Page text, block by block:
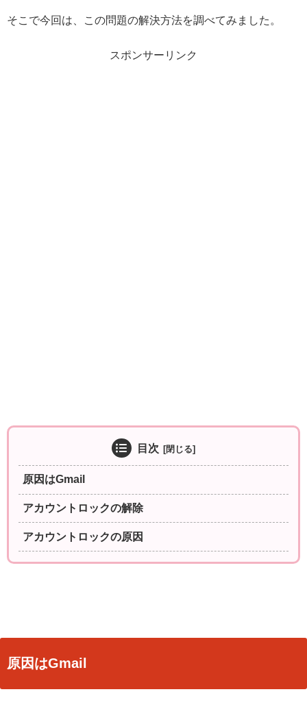
そこで今回は、この問題の解決方法を調べてみました。
スポンサーリンク
目次
原因はGmail
アカウントロックの解除
アカウントロックの原因
原因はGmail